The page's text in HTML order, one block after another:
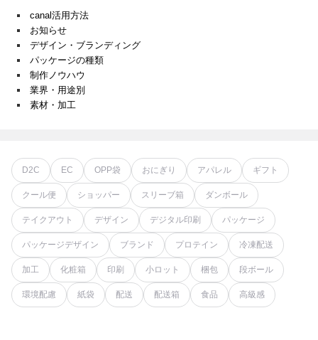
canal活用方法
お知らせ
デザイン・ブランディング
パッケージの種類
制作ノウハウ
業界・用途別
素材・加工
D2C EC OPP袋 おにぎり アパレル ギフト
クール便 ショッパー スリーブ箱 ダンボール
テイクアウト デザイン デジタル印刷 パッケージ
パッケージデザイン ブランド プロテイン 冷凍配送
加工 化粧箱 印刷 小ロット 梱包 段ボール
環境配慮 紙袋 配送 配送箱 食品 高級感